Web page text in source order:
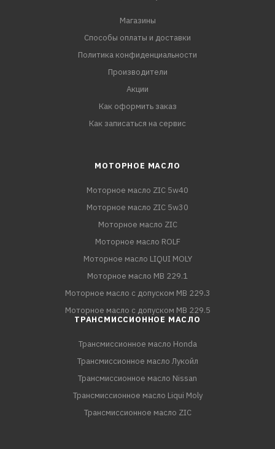
Магазины
Способы оплаты и доставки
Политика конфиденциальности
Производители
Акции
Как оформить заказ
Как записаться на сервис
МОТОРНОЕ МАСЛО
Моторное масло ZIC 5w40
Моторное масло ZIC 5w30
Моторное масло ZIC
Моторное масло ROLF
Моторное масло LIQUI MOLY
Моторное масло MB 229.1
Моторное масло с допуском MB 229.3
Моторное масло с допуском MB 229.5
ТРАНСМИССИОННОЕ МАСЛО
Трансмиссионное масло Honda
Трансмиссионное масло Лукойл
Трансмиссионное масло Nissan
Трансмиссионное масло Liqui Moly
Трансмиссионное масло ZIC